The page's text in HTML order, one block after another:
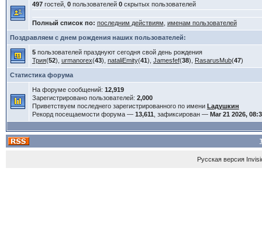
497гостей, 0пользователей 0скрытых пользователей
Полный список по: последним действиям именам пользователей
Поздравляем с днем рождения наших пользователей:
5пользователей празднуют сегодня свой день рождения
Трия(52), urmanorex(43), nataliEmity(41), Jamesfef(38), RasarusMub(47)
Статистика форума
На форуме сообщений: 12,919
Зарегистрировано пользователей: 2,000
Приветствуем последнего зарегистрированного по имени Lадушкин
Рекорд посещаемости форума — 13,611 , зафиксирован — Mar 21 2026,
Русская версия